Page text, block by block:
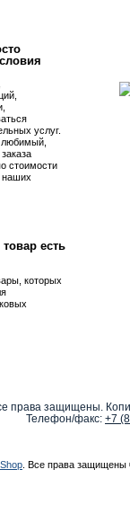
услуг.
стоимости
наших
есть
которых
права защищены.
Телефон/факс: +7
. Все права защищены